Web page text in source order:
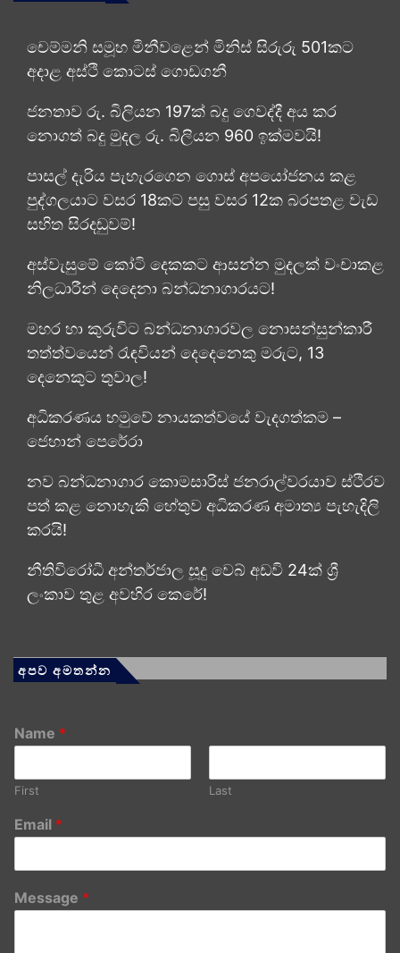
චෙම්මනි සමූහ මිනීවළෙන් මිනිස් සිරුරු 501කට
අදාළ අස්ථි කොටස් ගොඩගනී
ජනතාව රු. බිලියන 197ක් බදු ගෙවද්දී අය කර
නොගත් බදු මුදල රු. බිලියන 960 ඉක්මවයි!
පාසල් දැරිය පැහැරගෙන ගොස් අපයෝජනය කළ
පුද්ගලයාට වසර 18කට පසු වසර 12ක බරපතළ වැඩ
සහිත සිරදඬුවම්!
අස්වැසුමේ කෝටි දෙකකට ආසන්න මුදලක් වංචාකළ
නිලධාරීන් දෙදෙනා බන්ධනාගාරයට!
මහර හා කුරුවිට බන්ධනාගාරවල නොසන්සුන්කාරී
තත්ත්වයෙන් රැඳවියන් දෙදෙනෙකු මරුට, 13
දෙනෙකුට තුවාල!
අධිකරණය හමුවේ නායකත්වයේ වැදගත්කම –
ජෙහාන් පෙරේරා
නව බන්ධනාගාර කොමසාරිස් ජනරාල්වරයාව ස්ථිරව
පත් කළ නොහැකි හේතුව අධිකරණ අමාත්‍ය පැහැදිලි
කරයි!
නීතිවිරෝධී අන්තර්ජාල සූදු වෙබ් අඩවි 24ක් ශ්‍රී
ලංකාව තුළ අවහිර කෙරේ!
අපව අමතන්න
Name *
First Last
Email *
Message *